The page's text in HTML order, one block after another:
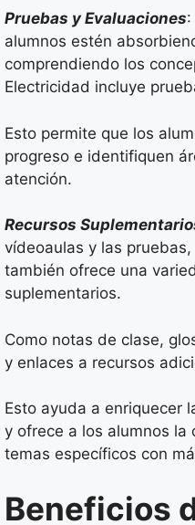
Pruebas y Evaluaciones
alumnos estén
comprendiendo los
Electricidad incluye
Esto permite que los
progreso e identifiquen
atención.
Recursos
vídeoaulas y las
también ofrece una
suplementarios.
Como notas de clase,
y enlaces a recursos
Esto ayuda a enriquecer
y ofrece a los alumnos
temas específicos con
Beneficios